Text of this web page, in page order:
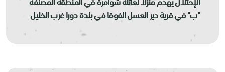
"ب" في قرية دير العسل الفوقا في بلدة دورا غرب الخليل